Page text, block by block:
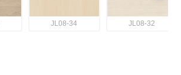
JL08-34 JL08-32